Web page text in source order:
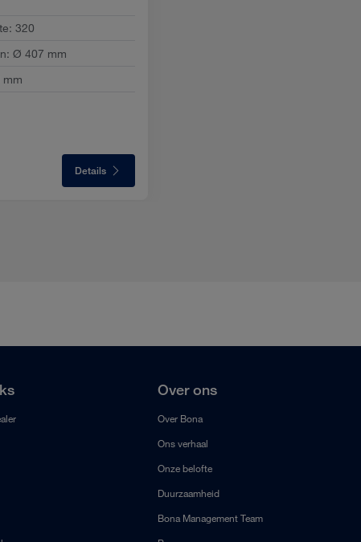
: 320
: Ø 407 mm
mm
Details
Over ons
Over Bona
Ons verhaal
Onze belofte
Duurzaamheid
Bona Management Team